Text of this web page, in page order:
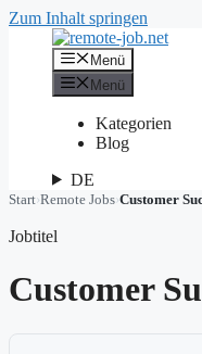
Zum Inhalt springen
Menü
Menü
Kategorien
Blog
DE
Start›Remote Jobs›Customer
Jobtitel
Customer